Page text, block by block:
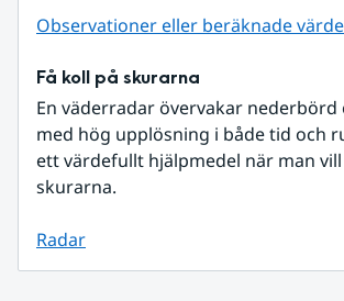
Observationer eller beräknade
Få koll på skurarna
En väderradar övervakar
med hög upplösning i både tid och
ett värdefullt hjälpmedel när man
skurarna.
Radar